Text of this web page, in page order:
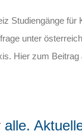
Studiengänge für
unter
Hier zum Beitrag